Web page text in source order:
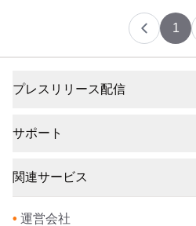
1
プレスリリース配信
サポート
関連サービス
• 運営会社